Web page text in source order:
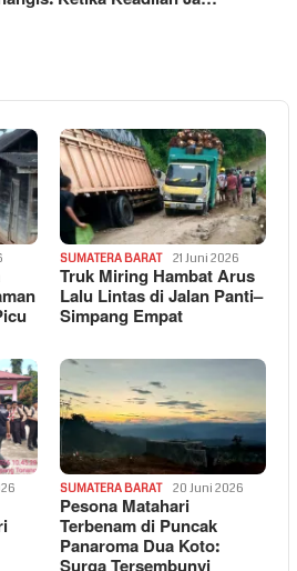
SUMATERA BARAT 21 Juni 2026
Truk Miring Hambat Arus
Lalu Lintas di Jalan Panti–
Simpang Empat
SUMATERA BARAT 20 Juni 2026
Pesona Matahari
Terbenam di Puncak
Panaroma Dua Koto: